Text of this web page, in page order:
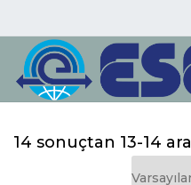
14 sonuçtan 13-14